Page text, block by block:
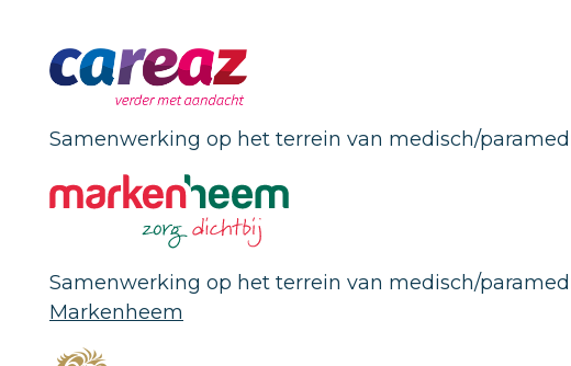
Samenwerking op het terrein van medisch/
Samenwerking op het terrein van medisch/
Markenheem